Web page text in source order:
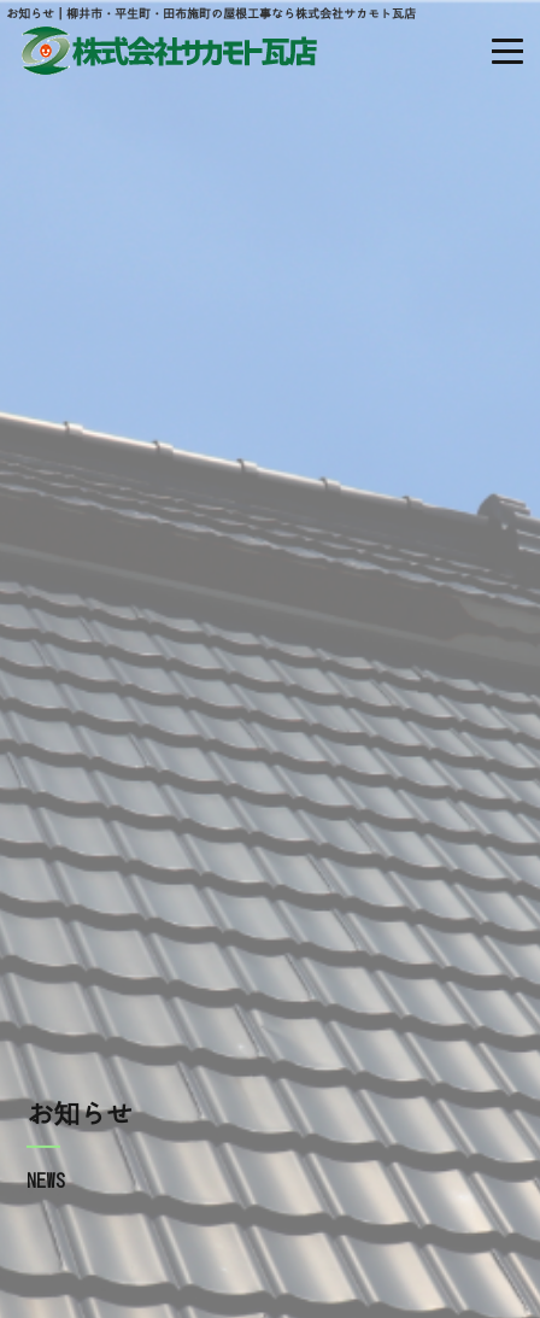
お知らせ｜柳井市・平生町・田布施町の屋根工事なら株式会社サカモト瓦店
当社について
当社の強み
業務内容
屋根工事
太陽光システム工事
Rテコラ敷設工事
ご依頼の前に
施工の流れ
瓦の種類
屋根工事を依頼するときの注意点
よくあるご質問
お知らせ
NEWS